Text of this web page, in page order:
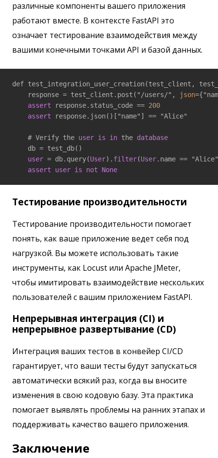
различные компоненты вашего приложения
работают вместе. В контексте FastAPI это
означает тестирование взаимодействия между
вашими конечными точками API и базой данных.
def test_integration_user_creation(test_client,
    response = test_client.post("/users/",
json
assert response.status_code == 200
assert response.json()["name"] == "Alice"
    # Verify the
user is in the database
    db = test_db()
user = db.query(User). filter(User.name ==
assert
user is not None
Тестирование производительности
Тестирование производительности помогает
понять, как ваше приложение ведет себя под
нагрузкой. Вы можете использовать такие
инструменты, как Locust или Apache JMeter,
чтобы имитировать взаимодействие нескольких
пользователей с вашим приложением FastAPI.
Непрерывная интеграция (CI) и
непрерывное развертывание (CD)
Интеграция ваших тестов в конвейер CI/CD
гарантирует, что ваши тесты будут запускаться
автоматически всякий раз, когда вы вносите
изменения в свою кодовую базу. Эта практика
помогает выявлять проблемы на ранних этапах и
поддерживать качество вашего приложения.
Заключение